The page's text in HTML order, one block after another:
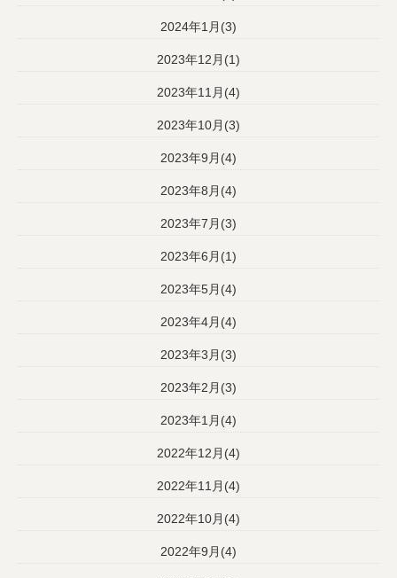
2024年1月(3)
2023年12月(1)
2023年11月(4)
2023年10月(3)
2023年9月(4)
2023年8月(4)
2023年7月(3)
2023年6月(1)
2023年5月(4)
2023年4月(4)
2023年3月(3)
2023年2月(3)
2023年1月(4)
2022年12月(4)
2022年11月(4)
2022年10月(4)
2022年9月(4)